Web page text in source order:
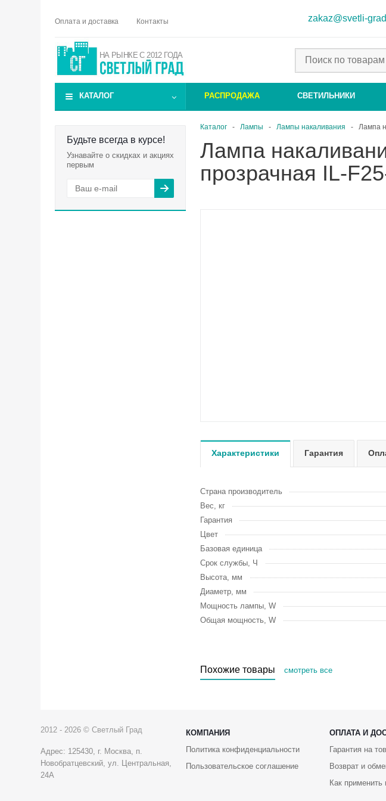
Оплата и доставка Контакты zakaz@svetli-
НА РЫНКЕ С 2012 ГОДА
КАТАЛОГ РАСПРОДАЖА СВЕТИЛЬНИКИ
Будьте всегда в курсе!
Узнавайте о скидках и акциях
первым
Каталог - Лампы - Лампы накаливания - Лампа
Лампа
прозрачная IL-
Характеристики Гарантия
Страна производитель
Вес, кг
Гарантия
Цвет
Базовая единица
Срок службы, Ч
Высота, мм
Диаметр, мм
Мощность лампы, W
Общая мощность, W
Похожие товары смотреть все
2012 - 2026 © Светлый Град
Адрес: 125430, г. Москва, п.
Новобратцевский, ул. Центральная,
24А
КОМПАНИЯ ОПЛАТА И
Политика конфиденциальности
Пользовательское соглашение
Гарантия на
Возврат и
Как применить